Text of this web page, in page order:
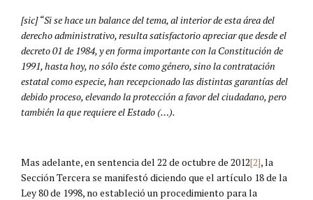
[sic] “Si se hace un balance del tema, al interior de esta área del
derecho administrativo, resulta satisfactorio apreciar que desde el
decreto 01 de 1984, y en forma importante con la Constitución de
1991, hasta hoy, no sólo éste como género, sino la contratación
estatal como especie, han recepcionado las distintas garantías del
debido proceso, elevando la protección a favor del ciudadano, pero
también la que requiere el Estado (…).
Mas adelante, en sentencia del 22 de octubre de 2012[2], la
Sección Tercera se manifestó diciendo que el artículo 18 de la
Ley 80 de 1998, no estableció un procedimiento para la